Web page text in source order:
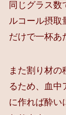
同じグラス
ルコール摂取
だけで一杯あ
また割り材
るため、血中
に作れば酔い